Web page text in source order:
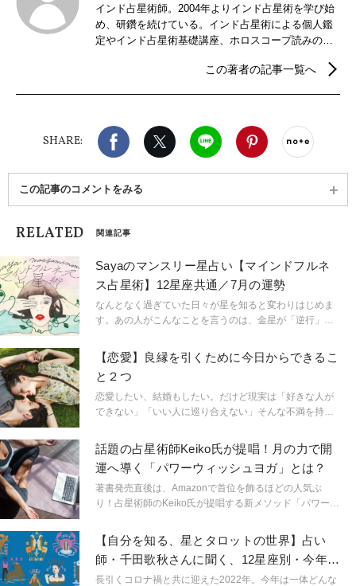
インド占星術師。2004年よりインド占星術を学び始
め、研鑽を続けている。インド占星術による個人鑑
定やインド占星術基礎講座、ホロスコープ読みの講
ガ手帳の制作販売を行っている。この著者の記事一覧へ
SHARE:
Facebook X（旧twitter）
LINE Pinterest
この記事のコメントをみる
RELATED 関連記事
Sayaのマンスリー星占い【マインドフルネ
ス占星術】12星座共通／7月の運勢
なんとなく過ぎていた日々が星を知ると変わりはじめま
す。あの人がこんなことを言うのは、金星が「逆行」し
い。こんなにも気持ちが盛り上がるのは満月だからと言
うように。星という眼鏡をもつことで、小さなささやき
や予兆にも気づき始め、「今、ここ」に集中できるよう
に。マインドフルに生きられるようになるのです。
「今、ここ」を生きるためのマインドフルネスな占星術
【恋愛】良縁を引くために今日からできるこ
と２つ
恋愛したい、結婚もしたい。だけど現実は「好きな人が
できない」「いい人に巡り合えない」そんな不満を持っ
と出会える場に行くことが大事ですが、ではその「出会
いの場」で良いご縁を引けるようになるには？日々心掛
けたいポイントを考えてみました。
話題の占星術師Keiko氏が提唱！月の力で開
運へ導く「パワーウィッシュヨガ」とは？
著書発売直後は、Amazonで首位を飾るほどの人気ぶ
り！占星術師のKeiko氏が提唱する新メソッド「パワーウ
幸せを引き寄せてみませんか？
【自分を知る、星とタロットの世界】占い
師・千田歌秋さんに聞く、12星座別・今年を
快適に過ごすコツ
長引くコロナ禍と共に迎えた2022年。今年は一体どんな